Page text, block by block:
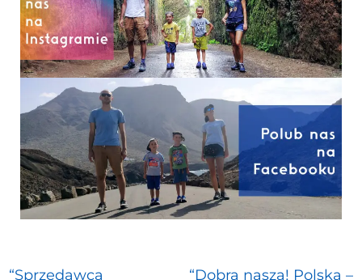
“Sprzedawca “Dobra nasza! Polska –